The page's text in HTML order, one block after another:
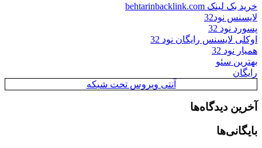
خرید بک لینک behtarinbacklink.com
لایسنس نود32
پسورد نود 32
اوکلی لایسنس رایگان نود 32
همیار نود 32
بهترین سئو
رایگان
آنتی ویروس تحت شبکه
آخرین دیدگاه‌ها
بایگانی‌ها